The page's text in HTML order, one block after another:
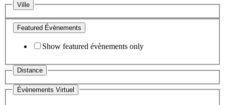
Ville
Featured Évènements
Show featured évènements only
Distance
Évènements Virtuel